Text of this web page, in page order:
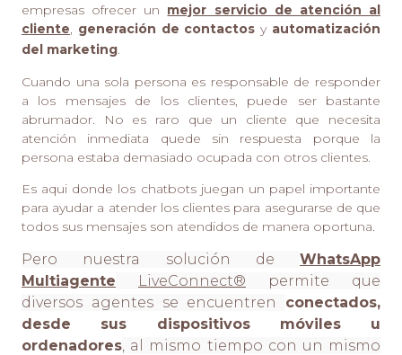
empresas ofrecer un mejor servicio de atención al
cliente, generación de contactos y automatización
del marketing.
Cuando una sola persona es responsable de responder
a los mensajes de los clientes, puede ser bastante
abrumador. No es raro que un cliente que necesita
atención inmediata quede sin respuesta porque la
persona estaba demasiado ocupada con otros clientes.
Es aqui donde los chatbots juegan un papel importante
para ayudar a atender los clientes para asegurarse de que
todos sus mensajes son atendidos de manera oportuna.
Pero nuestra solución de WhatsApp
Multiagente
LiveConnect® permite que
diversos agentes se encuentren conectados,
desde sus dispositivos móviles u
ordenadores, al mismo tiempo con un mismo